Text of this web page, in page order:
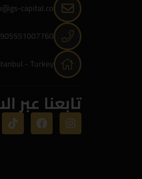
capital.co
- Turkey
تابعنا عبر